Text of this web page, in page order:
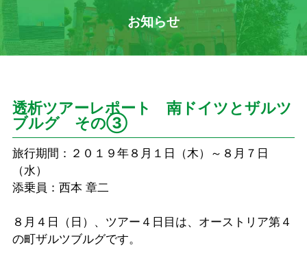
お知らせ
透析ツアーレポート 南ドイツとザルツ
ブルグ その③
旅行期間：２０１９年８月１日（木）～８月７日
（水）
添乗員：西本 章二
８月４日（日）、ツアー４日目は、オーストリア第４
の町ザルツブルグです。